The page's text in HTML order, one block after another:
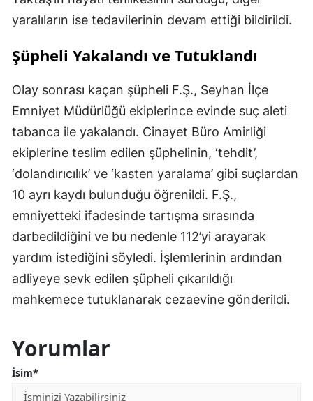
yaralıların ise tedavilerinin devam ettiği bildirildi.
Şüpheli Yakalandı ve Tutuklandı
Olay sonrası kaçan şüpheli F.Ş., Seyhan İlçe
Emniyet Müdürlüğü ekiplerince evinde suç aleti
tabanca ile yakalandı. Cinayet Büro Amirliği
ekiplerine teslim edilen şüphelinin, ‘tehdit’,
‘dolandırıcılık’ ve ‘kasten yaralama’ gibi suçlardan
10 ayrı kaydı bulunduğu öğrenildi. F.Ş.,
emniyetteki ifadesinde tartışma sırasında
darbedildiğini ve bu nedenle 112’yi arayarak
yardım istediğini söyledi. İşlemlerinin ardından
adliyeye sevk edilen şüpheli çıkarıldığı
mahkemece tutuklanarak cezaevine gönderildi.
Yorumlar
İsim*